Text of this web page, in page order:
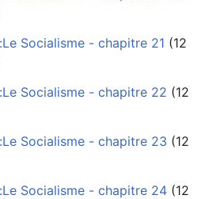
Socialisme - chapitre 21
Socialisme - chapitre 22
Socialisme - chapitre 23
Socialisme - chapitre 24